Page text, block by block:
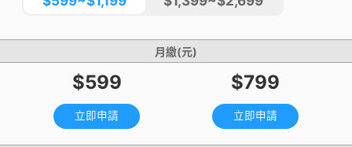
月繳(元)
$599
立即申請
$799
立即申請